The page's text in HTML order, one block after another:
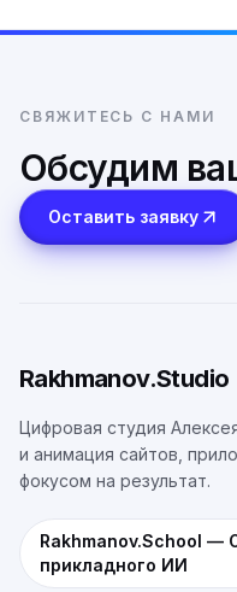
СВЯЖИТЕСЬ С НАМИ
Обсудим
Оставить заявку
Rakhmanov.Studio
Цифровая студия
и анимация сайтов,
фокусом на результат.
Rakhmanov.School —
прикладного ИИ